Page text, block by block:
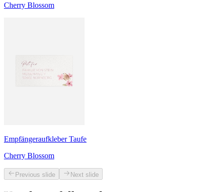
Cherry Blossom
Empfängeraufkleber Taufe
Cherry Blossom
Previous slide Next slide